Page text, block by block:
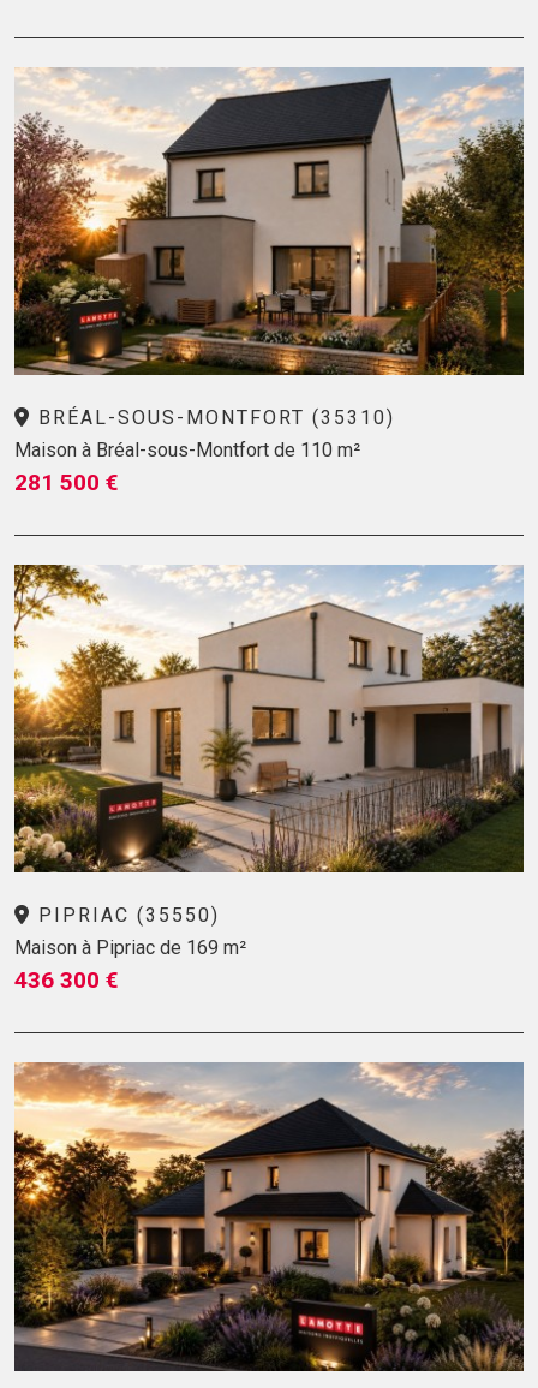
BRÉAL-SOUS-MONTFORT (35310)
Maison à Bréal-sous-Montfort de 110 m²
281 500 €
PIPRIAC (35550)
Maison à Pipriac de 169 m²
436 300 €